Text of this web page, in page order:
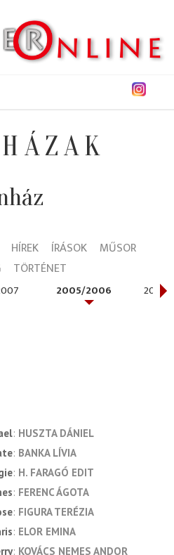
HÍREK ÍRÁSOK
MŰSOR
TÖRTÉNET
2005/2006
HUSZTA DÁNIEL
BANKA LÍVIA
H. FARAGÓ EDIT
FERENC ÁGOTA
FIGURA TERÉZIA
ELOR EMINA
KOVÁCS NEMES ANDOR